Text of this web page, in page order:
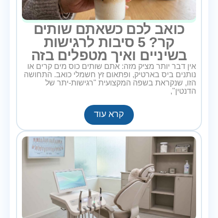
כואב לכם כשאתם שותים
קר? 5 סיבות לרגישות
בשיניים ואיך מטפלים בזה
אין דבר יותר מציק מזה: אתם שותים כוס מים קרים או
נותנים ביס בארטיק, ופתאום זץ חשמלי כואב. התחושה
הזו, שנקראת בשפה המקצועית "רגישות-יתר של
הדנטין",
קרא עוד